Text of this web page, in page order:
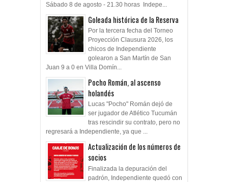
Sábado 8 de agosto - 21.30 horas Indepe...
Goleada histórica de la Reserva
Por la tercera fecha del Torneo
Proyección Clausura 2026, los
chicos de Independiente
golearon a San Martín de San
Juan 9 a 0 en Villa Domín...
Pocho Román, al ascenso
holandés
Lucas "Pocho" Román dejó de
ser jugador de Atlético Tucumán
tras rescindir su contrato, pero no
regresará a Independiente, ya que ...
Actualización de los números de
socios
Finalizada la depuración del
padrón, Independiente quedó con